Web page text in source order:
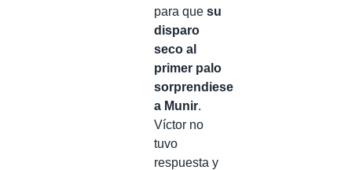
para que su
disparo
seco al
primer palo
sorprendiese
a Munir.
Víctor no
tuvo
respuesta y